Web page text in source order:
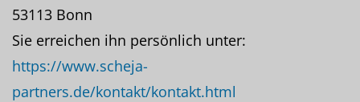
53113 Bonn
Sie erreichen ihn persönlich unter:
https://www.scheja-
partners.de/kontakt/kontakt.html